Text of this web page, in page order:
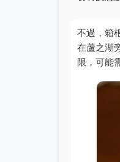
不過，箱
在蘆之湖
限，可能